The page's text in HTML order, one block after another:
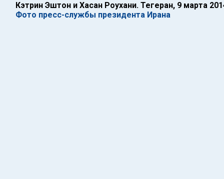
Кэтрин Эштон и Хасан Роухани. Тегеран, 9 марта
Фото пресс-службы президента Ирана